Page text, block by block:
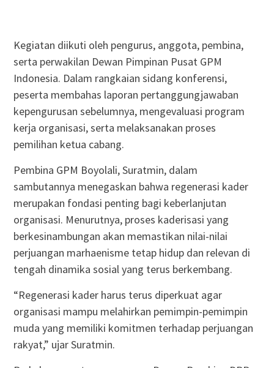
Kegiatan diikuti oleh pengurus, anggota, pembina,
serta perwakilan Dewan Pimpinan Pusat GPM
Indonesia. Dalam rangkaian sidang konferensi,
peserta membahas laporan pertanggungjawaban
kepengurusan sebelumnya, mengevaluasi program
kerja organisasi, serta melaksanakan proses
pemilihan ketua cabang.
Pembina GPM Boyolali, Suratmin, dalam
sambutannya menegaskan bahwa regenerasi kader
merupakan fondasi penting bagi keberlanjutan
organisasi. Menurutnya, proses kaderisasi yang
berkesinambungan akan memastikan nilai-nilai
perjuangan marhaenisme tetap hidup dan relevan di
tengah dinamika sosial yang terus berkembang.
“Regenerasi kader harus terus diperkuat agar
organisasi mampu melahirkan pemimpin-pemimpin
muda yang memiliki komitmen terhadap perjuangan
rakyat,” ujar Suratmin.